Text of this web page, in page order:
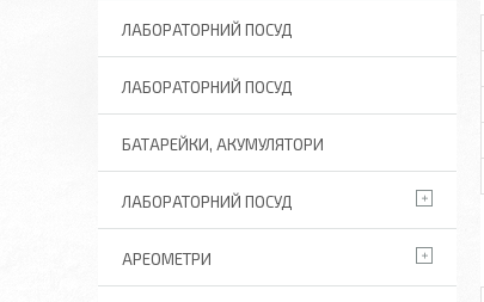
ЛАБОРАТОРНИЙ ПОСУД
ЛАБОРАТОРНИЙ ПОСУД
БАТАРЕЙКИ, АКУМУЛЯТОРИ
ЛАБОРАТОРНИЙ ПОСУД
АРЕОМЕТРИ